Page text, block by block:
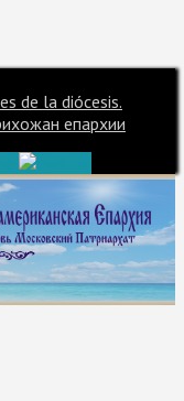
de la diócesis.
епархии